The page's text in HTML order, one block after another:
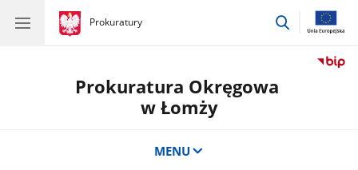
gov.pl
Prokuratury
gov.pl
Prokuratury
przejdź
Prokuratura Okręgowa
w Łomży
MENU